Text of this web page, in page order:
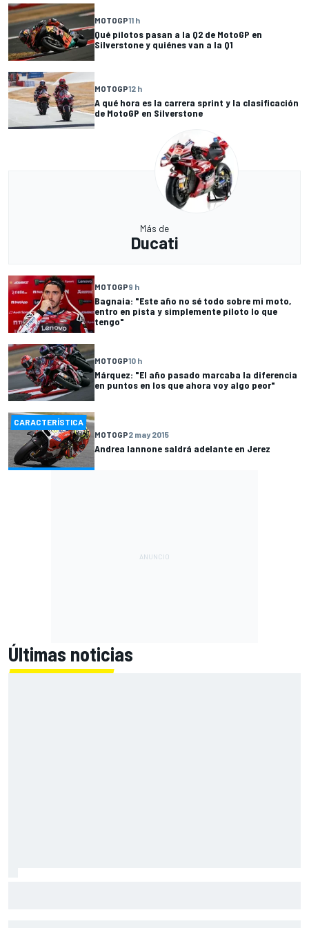
MOTOGP11 h
Qué pilotos pasan a la Q2 de MotoGP en
Silverstone y quiénes van a la Q1
MOTOGP12 h
A qué hora es la carrera sprint y la clasificación
de MotoGP en Silverstone
Más de
Ducati
MOTOGP9 h
Bagnaia: "Este año no sé todo sobre mi moto,
entro en pista y simplemente piloto lo que
tengo"
MOTOGP10 h
Márquez: "El año pasado marcaba la diferencia
en puntos en los que ahora voy algo peor"
CARACTERÍSTICA
MOTOGP2 may 2015
Andrea Iannone saldrá adelante en Jerez
Últimas noticias